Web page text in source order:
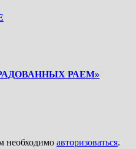
РАЕМ»
необходимо авторизоваться.